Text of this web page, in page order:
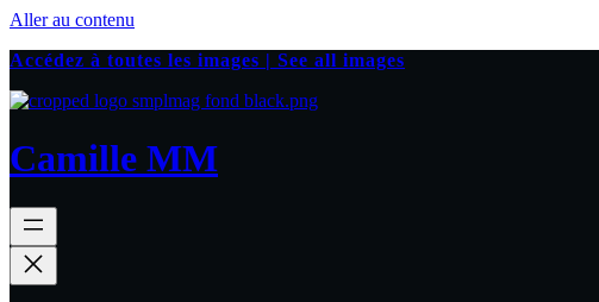
Aller au contenu
Accédez à toutes les images | See all images
Camille MM